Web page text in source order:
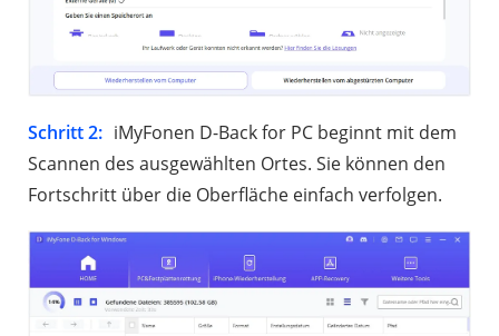
Schritt 2: iMyFonen D-Back for PC beginnt mit dem
Scannen des ausgewählten Ortes. Sie können den
Fortschritt über die Oberfläche einfach verfolgen.